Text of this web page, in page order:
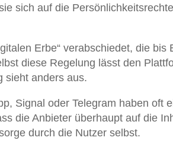
sich auf die
Erbe“ verabschiedet, die bis
diese Regelung lässt den
sieht anders aus.
Signal oder Telegram haben oft
die Anbieter überhaupt auf die
durch die Nutzer selbst.